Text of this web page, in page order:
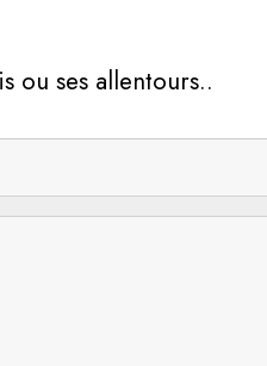
ou ses allentours..